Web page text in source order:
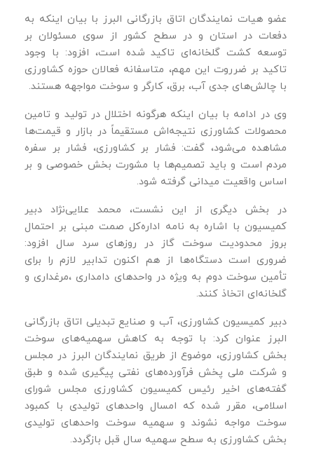
عضو هیات نمایندگان اتاق بازرگانی البرز با بیان اینکه به
دفعات در استان و در سطح کشور از سوی مسئولان بر
توسعه کشت گلخانه‌ای تاکید شده است، افزود: با وجود
تاکید بر ضرروت این مهم، متاسفانه فعالان حوزه کشاورزی
با چالش‌های جدی آب، برق، کارگر و سوخت مواجهه هستند.
وی در ادامه با بیان اینکه هرگونه اختلال در تولید و تامین
محصولات کشاورزی نتیجه‌اش مستقیماً در بازار و قیمت‌ها
مشاهده می‌شود، گفت: فشار بر کشاورزی، فشار بر سفره
مردم است و باید تصمیم‌ها با مشورت بخش خصوصی و بر
اساس واقعیت میدانی گرفته شود.
در بخش دیگری از این نشست، محمد علایی‌نژاد دبیر
کمیسیون با اشاره به نامه اداره‌کل صمت مبنی بر احتمال
بروز محدودیت سوخت گاز در روزهای سرد سال افزود:
ضروری است دستگاه‌ها از هم‌ اکنون تدابیر لازم را برای
تأمین سوخت دوم به‌ ویژه در واحدهای دامداری ،مرغداری و
گلخانه‌ای اتخاذ کنند.
دبیر کمیسیون کشاورزی، آب و صنایع تبدیلی اتاق بازرگانی
البرز عنوان کرد: با توجه به کاهش سهمیه‌های سوخت
بخش کشاورزی، موضوع از طریق نمایندگان البرز در مجلس
و شرکت ملی پخش فرآورده‌های نفتی پیگیری شده و طبق
گفته‌های اخیر رئیس کمیسیون کشاورزی مجلس شورای
اسلامی، مقرر شده که امسال واحدهای تولیدی با کمبود
سوخت مواجه نشوند و سهمیه سوخت واحدهای تولیدی
بخش کشاورزی به سطح سهمیه سال قبل بازگردد.